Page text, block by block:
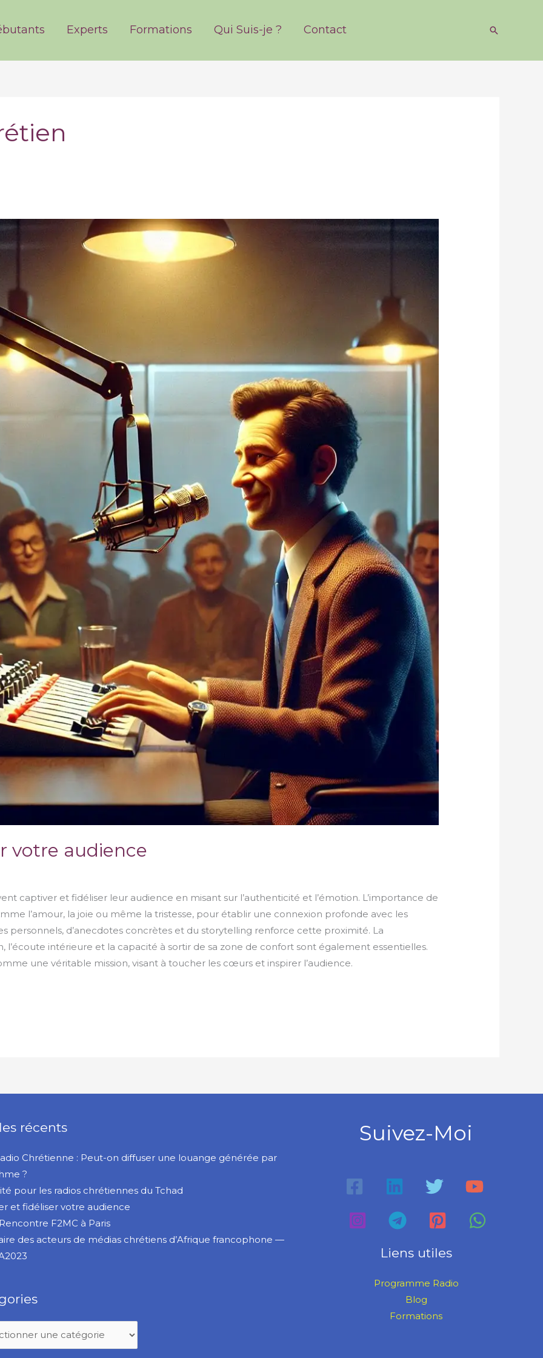
Experts Formations Qui Suis-je ? Contact
votre audience
captiver et fidéliser leur audience en misant sur l’authenticité et l’émotion. L’importance de
l’amour, la joie ou même la tristesse, pour établir une connexion profonde avec les
personnels, d’anecdotes concrètes et du storytelling renforce cette proximité. La
l’écoute intérieure et la capacité à sortir de sa zone de confort sont également essentielles.
une véritable mission, visant à toucher les cœurs et inspirer l’audience.
récents
Chrétienne : Peut-on diffuser une louange générée par
?
pour les radios chrétiennes du Tchad
et fidéliser votre audience
F2MC à Paris
des acteurs de médias chrétiens d’Afrique francophone —
Suivez-Moi
Liens utiles
Programme Radio
Blog
Formations